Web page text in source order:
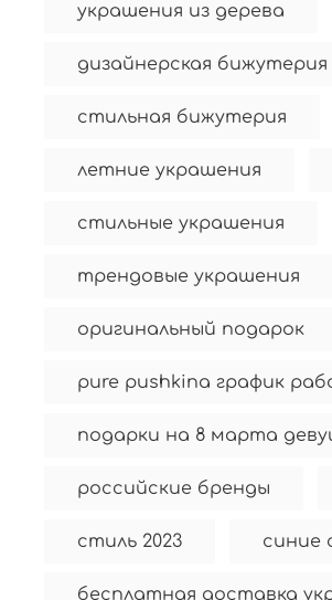
украшения из дерева
дизайнерская бижутерия
стильная бижутерия
летние украшения
стильные украшения
трендовые украшения
оригинальный подарок
pure pushkina график
подарки на 8 марта
российские бренды
стиль 2023 синие
бесплатная доставка